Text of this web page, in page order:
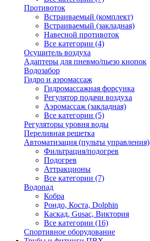
Противоток
Встраиваемый (комплект)
Встраиваемый (закладная)
Навесной противоток
Все категории (4)
Осушитель воздуха
Адаптеры для пневмо/пьезо кнопок
Водозабор
Гидро и аэромассаж
Гидромассажная форсунка
Регулятор подачи воздуха
Аэромассаж (закладная)
Все категории (5)
Регуляторы уровня воды
Переливная решетка
Автоматизация (пульты управления)
Фильтрация/подогрев
Подогрев
Аттракционы
Все категории (7)
Водопад
Кобра
Рондо, Коста, Dolphin
Каскад, Gusac, Виктория
Все категории (16)
Спортивное оборудование